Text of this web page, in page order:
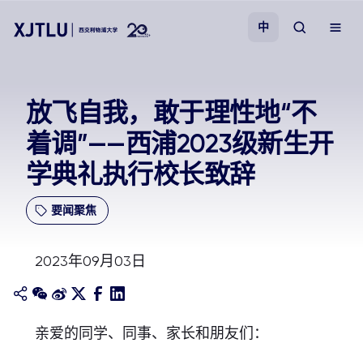
招生
科研
关于我们
中
放飞自我，敢于理性地“不
着调”——西浦2023级新生开
学典礼执行校长致辞
要闻聚焦
2023年09月03日
亲爱的同学、同事、家长和朋友们：